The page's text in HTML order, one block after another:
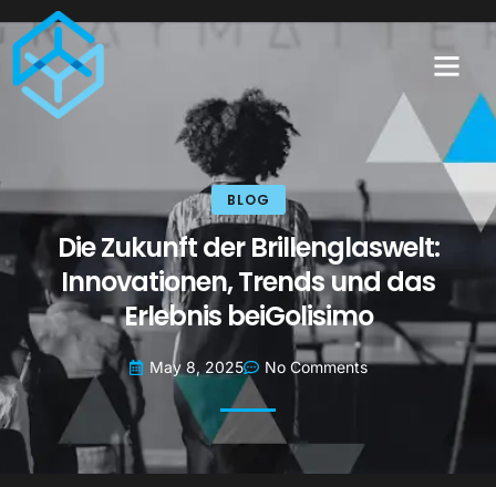
BLOG
Die Zukunft der Brillenglaswelt:
Innovationen, Trends und das
Erlebnis beiGolisimo
May 8, 2025 No Comments